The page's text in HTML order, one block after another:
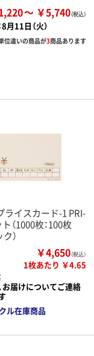
￥5,740
8月11日（火）
位違いの商品が3商品あります
ライスカード-1 PRI-
（1000枚：100枚
）
￥4,650（税込）
1枚あたり ￥4.65
お届けについてご連絡
ル在庫商品